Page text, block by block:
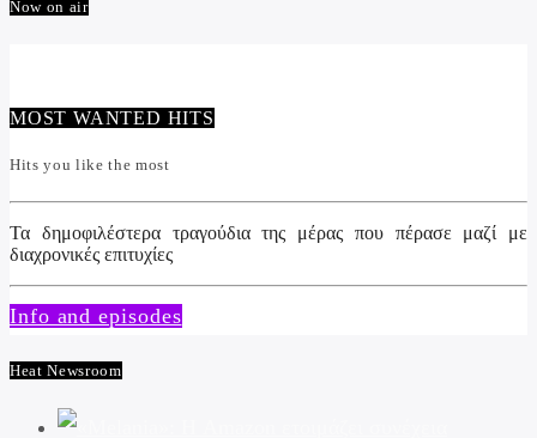
Now on air
MOST WANTED HITS
Hits you like the most
Τα δημοφιλέστερα τραγούδια της μέρας που πέρασε μαζί με
διαχρονικές επιτυχίες
Info and episodes
Heat Newsroom